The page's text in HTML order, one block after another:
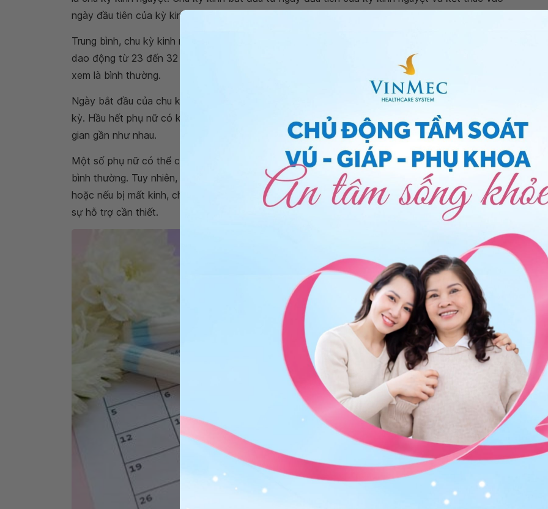
ngày đầu tiên của kỳ kinh nguyệt tiếp theo.
Trung bình, chu kỳ kinh nguyệt của phụ nữ kéo dài 28 ngày nhưng thực tế cho thấy chu kỳ có thể
dao động từ 23 đến 32 ngày. Tất cả những người có độ dài chu kỳ trong khoảng này đều được
xem là bình thường.
Ngày bắt đầu của chu kỳ kinh nguyệt (khi có sự chảy máu âm đạo) là ngày đầu tiên của một chu
kỳ. Hầu hết phụ nữ có kinh nguyệt đều đặn, có nghĩa là mỗi chu kỳ kéo dài trong một khoảng thời
gian gần như nhau.
Một số phụ nữ có thể có sự biến đổi về độ dài của chu kỳ kinh nguyệt và điều này là hoàn toàn
bình thường. Tuy nhiên, nếu chu kỳ kinh nguyệt kéo dài hơn một tuần trong nhiều tháng liên tiếp
hoặc nếu bị mất kinh, chị em phụ nữ nên tìm đến các chuyên gia sức khỏe sinh sản để nhận được
sự hỗ trợ cần thiết.